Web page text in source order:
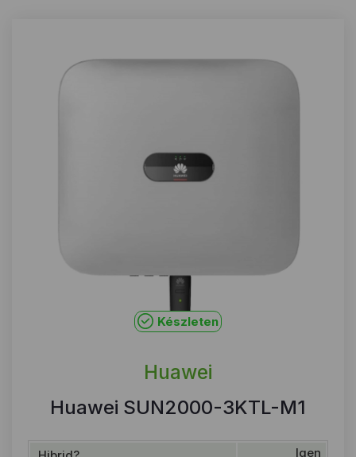
Készleten
Huawei
Huawei SUN2000-3KTL-M1
Igen